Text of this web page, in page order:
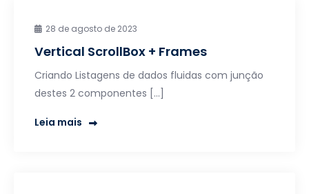
28 de agosto de 2023
Vertical ScrollBox + Frames
Criando Listagens de dados fluidas com junção
destes 2 componentes […]
Leia mais